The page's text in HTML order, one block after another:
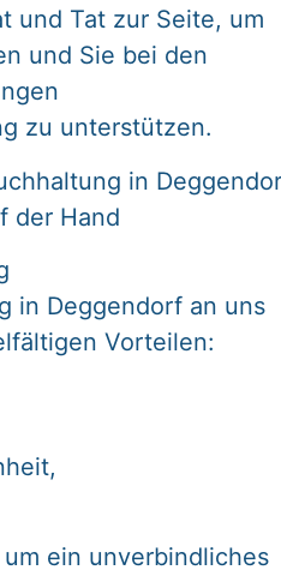
und Tat zur Seite, um
und Sie bei den
zu unterstützen.
in
der Hand
in Deggendorf an uns
Vorteilen:
ein unverbindliches